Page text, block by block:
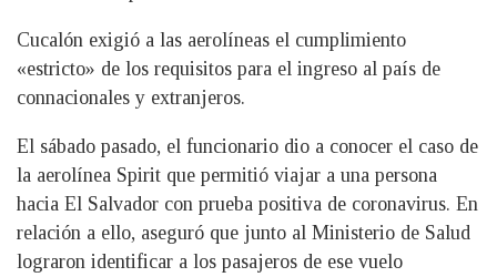
Cucalón exigió a las aerolíneas el cumplimiento
«estricto» de los requisitos para el ingreso al país de
connacionales y extranjeros.
El sábado pasado, el funcionario dio a conocer el caso de
la aerolínea Spirit que permitió viajar a una persona
hacia El Salvador con prueba positiva de coronavirus. En
relación a ello, aseguró que junto al Ministerio de Salud
lograron identificar a los pasajeros de ese vuelo